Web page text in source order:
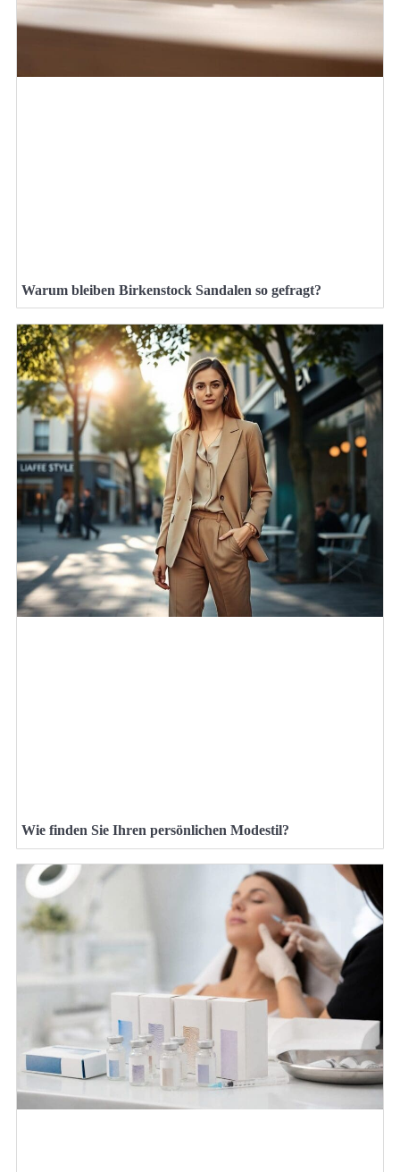
Warum bleiben Birkenstock Sandalen so gefragt?
Wie finden Sie Ihren persönlichen Modestil?